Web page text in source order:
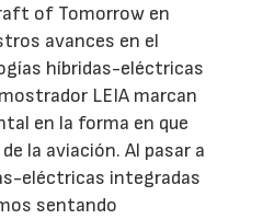
of Tomorrow en
avances en el
híbridas-eléctricas
LEIA marcan
en la forma en que
la aviación. Al pasar a
eléctricas integradas
sentando